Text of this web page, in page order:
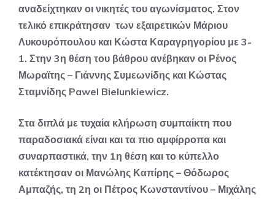
αναδείχτηκαν οι νικητές του αγωνίσματος. Στον
τελικό επικράτησαν των εξαιρετικών Μάριου
Λυκουρόπουλου και Κώστα Καραγρηγορίου με 3-
1. Στην 3η θέση του βάθρου ανέβηκαν οι Ρένος
Μωραϊτης – Γιάννης Συμεωνίδης και Κώστας
Σταμνίδης Pawel Bielunkiewicz.
Στα διπλά με τυχαία κλήρωση συμπαίκτη που
παραδοσιακά είναι και τα πιο αμφίρροπα και
συναρπαστικά, την 1η θέση και το κύπελλο
κατέκτησαν οι Μανώλης Καπίρης – Θόδωρος
Αμπαζής, τη 2η οι Πέτρος Κωνσταντίνου – Μιχάλης